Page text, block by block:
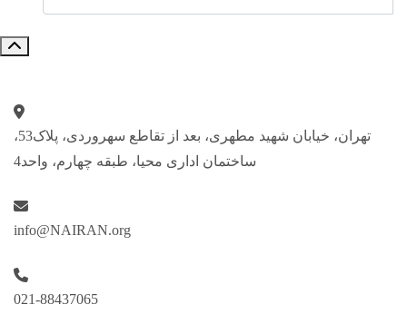
تهران، خیابان شهید مطهری، بعد از تقاطع سهروردی، پلاک53،
ساختمان اداری محیا، طبقه چهارم، واحد4
info@NAIRAN.org
021-88437065